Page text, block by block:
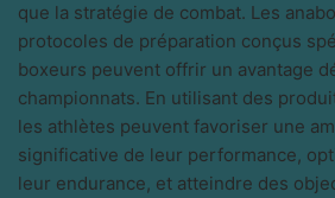
que la stratégie de combat. Les
protocoles de préparation conçus
boxeurs peuvent offrir un avantage
championnats. En utilisant des
les athlètes peuvent favoriser une
significative de leur performance,
leur endurance, et atteindre des